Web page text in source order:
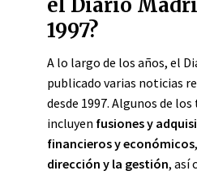
el Diario
1997?
A lo largo de los años, el
publicado varias noticias
desde 1997. Algunos de
incluyen fusiones y
financieros y económicos,
dirección y la gestión, así